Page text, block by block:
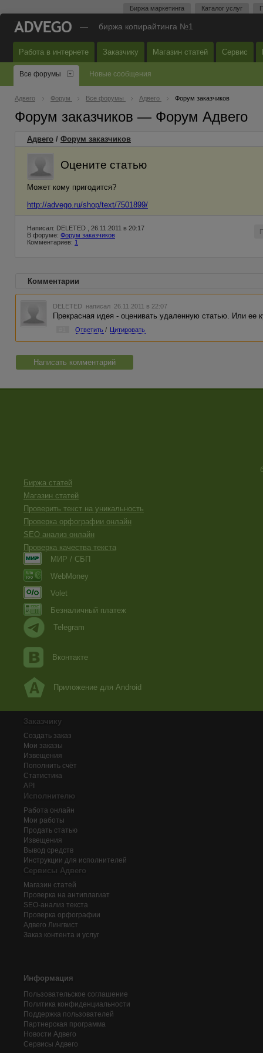
Биржа маркетинга Каталог услуг
— биржа копирайтинга №1
Работа в интернете Заказчику Магазин статей Сервис
Все форумы Новые сообщения
Адвего Форум Все форумы Адвего Форум заказчиков
Форум заказчиков — Форум Адвего
Адвего / Форум заказчиков
Оцените статью
Может кому пригодится?
http://advego.ru/shop/text/7501899/
Написал: DELETED , 26.11.2011 в 20:17
В форуме: Форум заказчиков
Комментариев: 1
Комментарии
DELETED написал 26.11.2011 в 22:07
Прекрасная идея - оценивать удаленную статью. Или ее
Ответить / Цитировать
Написать комментарий
Биржа статей
Магазин статей
Проверить текст на уникальность
Проверка орфографии онлайн
SEO анализ онлайн
Проверка качества текста
МИР / СБП
WebMoney
Volet
Безналичный платеж
Telegram
Вконтакте
Приложение для Android
Заказчику
Создать заказ
Мои заказы
Извещения
Пополнить счёт
Статистика
API
Исполнителю
Работа онлайн
Мои работы
Продать статью
Извещения
Вывод средств
Инструкции для исполнителей
Сервисы Адвего
Магазин статей
Проверка на антиплагиат
SEO-анализ текста
Проверка орфографии
Адвего Лингвист
Заказ контента и услуг
Информация
Пользовательское соглашение
Политика конфиденциальности
Поддержка пользователей
Партнерская программа
Новости Адвего
Сервисы Адвего